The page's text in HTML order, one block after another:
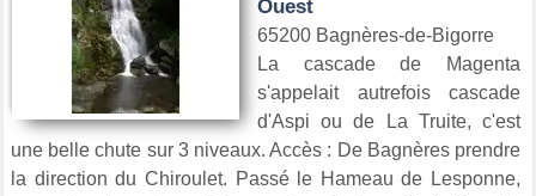
Ouest
65200 Bagnères-de-Bigorre
La cascade de Magenta
s'appelait autrefois cascade
d'Aspi ou de La Truite, c'est
une belle chute sur 3 niveaux. Accès : De Bagnères prendre
la direction du Chiroulet. Passé le Hameau de Lesponne,